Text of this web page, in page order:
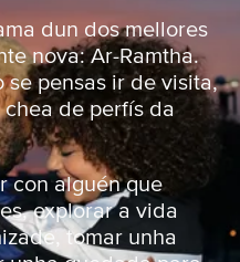
dun dos mellores
nova: Ar-Ramtha.
se pensas ir de visita,
de perfís da
con alguén que
explorar a vida
tomar unha